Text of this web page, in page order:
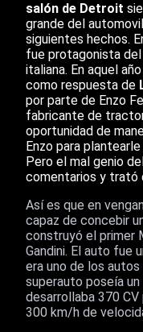
salón de Detroit
grande del
siguientes hechos.
fue protagonista
italiana. En aquel
como respuesta de
por parte de Enzo
fabricante de
oportunidad de
Enzo para
Pero el mal genio
comentarios y trató
Así es que en
capaz de concebir
construyó el primer
Gandini. El auto fue
era uno de los
superauto poseía
desarrollaba 370
300 km/h de